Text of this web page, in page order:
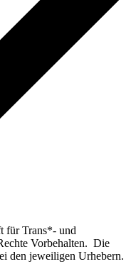
für Trans*- und
Vorbehalten. Die
den jeweiligen Urhebern.